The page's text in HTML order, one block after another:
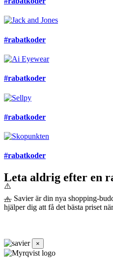
#rabatkoder
#rabatkoder
#rabatkoder
#rabatkoder
Leta aldrig efter en
— Savier är din nya shopping-
hjälper dig att få det bästa priset
×